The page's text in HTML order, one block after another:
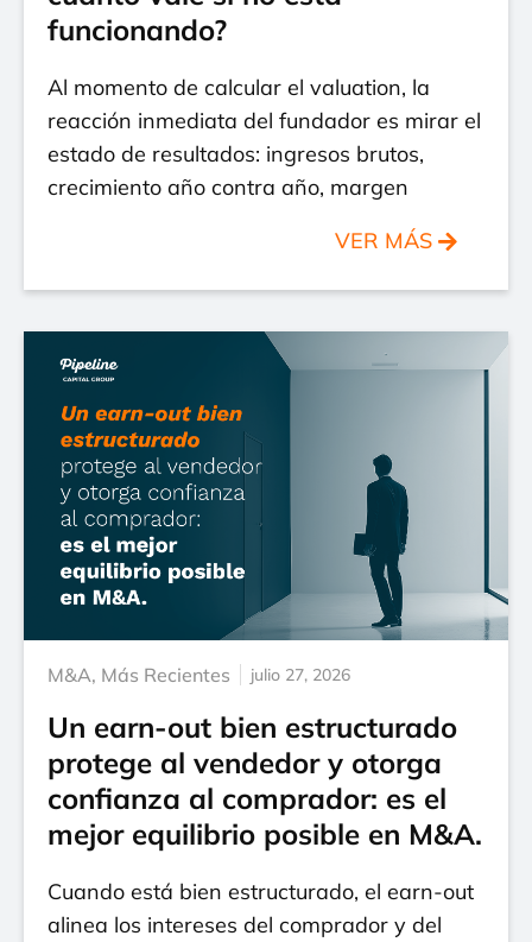
funcionando?
Al momento de calcular el valuation, la
reacción inmediata del fundador es mirar el
estado de resultados: ingresos brutos,
crecimiento año contra año, margen
VER MÁS
M&A, Más Recientes julio 27, 2026
Un earn-out bien estructurado
protege al vendedor y otorga
confianza al comprador: es el
mejor equilibrio posible en M&A.
Cuando está bien estructurado, el earn-out
alinea los intereses del comprador y del